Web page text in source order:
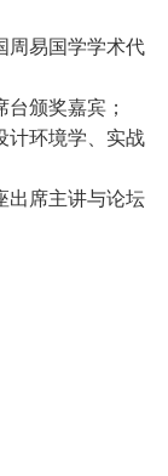
周易国学学术代
颁奖嘉宾；
计环境学、实战
出席主讲与论坛